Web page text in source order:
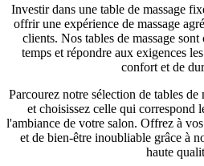
Investir dans une table de massage
offrir une expérience de massage
clients. Nos tables de massage
temps et répondre aux exigences
confort et de
Parcourez notre sélection de tables
et choisissez celle qui correspond
l'ambiance de votre salon. Offrez à
et de bien-être inoubliable grâce à
haute